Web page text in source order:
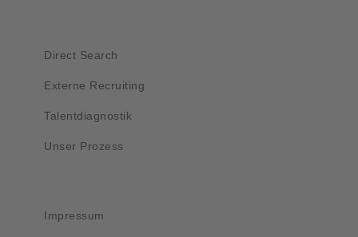
Direct Search
Externe Recruiting
Talentdiagnostik
Unser Prozess
Impressum